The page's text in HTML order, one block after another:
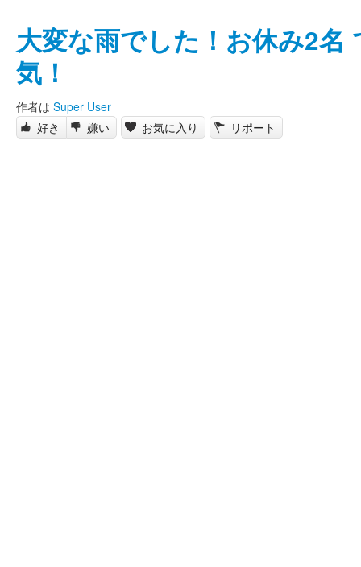
大変な雨でした！お休み2名
気！
作者は Super User
好き
嫌い お気に入り リポート